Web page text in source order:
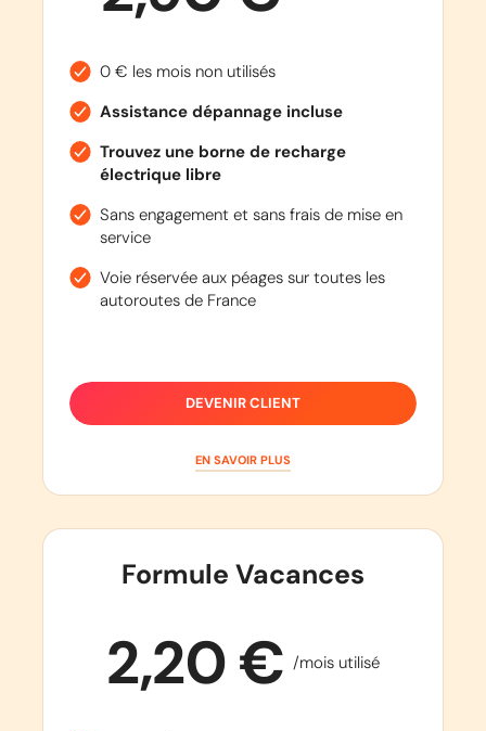
0 € les mois non utilisés
Assistance dépannage incluse
Trouvez une borne de recharge
électrique libre
Sans engagement et sans frais de mise en
service
Voie réservée aux péages sur toutes les
autoroutes de France
DEVENIR CLIENT
EN SAVOIR PLUS
Formule Vacances
2,20 € /mois utilisé